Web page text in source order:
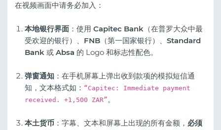
在视频画面中请务必加入：
本地银行界面 ：使用 Capitec Bank （在普罗大众中最
受欢迎的银行）、 FNB （第一国家银行）、 Standard
Bank 或 Absa 的 Logo 和标志性配色。
弹窗通知 ：在手机屏幕上弹出收到款项的模拟短信通
知，文本格式如： “Capitec: Immediate payment
received. +1,500 ZAR”。
本土货币 ：字幕、文本和屏幕上出现的所有金额， 必须